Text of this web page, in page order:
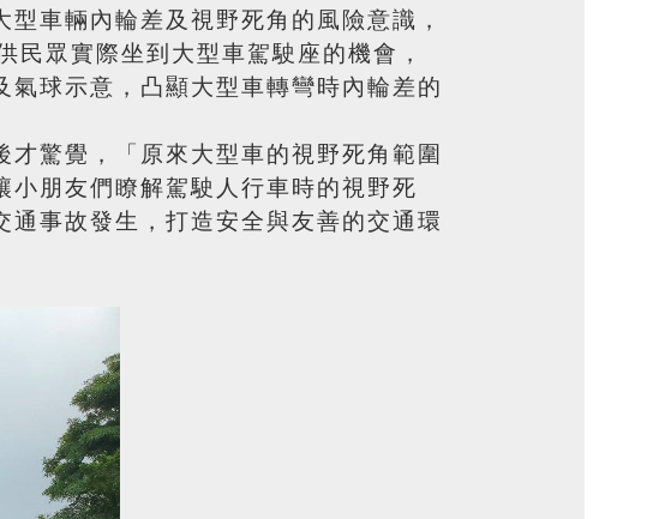
車輛內輪差及視野死角的風險意識，
眾實際坐到大型車駕駛座的機會，
球示意，凸顯大型車轉彎時內輪差的
驚覺，「原來大型車的視野死角範圍
朋友們瞭解駕駛人行車時的視野死
事故發生，打造安全與友善的交通環